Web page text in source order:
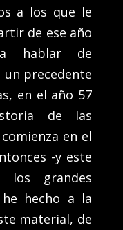
a los que le
de ese año
hablar de
un precedente
en el año 57
de las
en el
-y este
grandes
hecho a la
material, de